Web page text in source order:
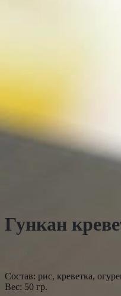
Гункан
Состав: рис, креветка,
Вес: 50 гр.